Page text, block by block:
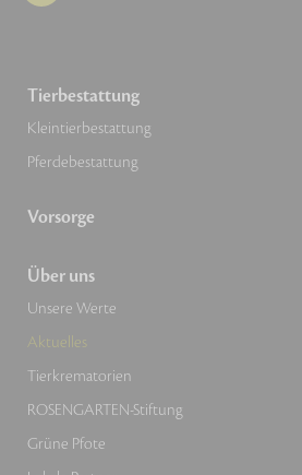
Tierbestattung
Kleintierbestattung
Pferdebestattung
Vorsorge
Über uns
Unsere Werte
Aktuelles
Tierkrematorien
ROSENGARTEN-Stiftung
Grüne Pfote